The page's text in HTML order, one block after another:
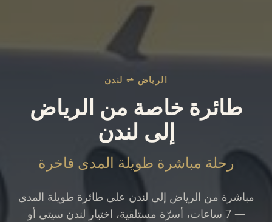
الرياض ⇌ لندن
طائرة خاصة من الرياض
إلى لندن
رحلة مباشرة طويلة المدى فاخرة
مباشرة من الرياض إلى لندن على طائرة طويلة المدى
— 7 ساعات، أسرّة مستلقية، اختيار لندن سيتي أو